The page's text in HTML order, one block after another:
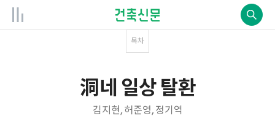
목차
洞네 일상 탈환
김지현, 허준영, 정기역